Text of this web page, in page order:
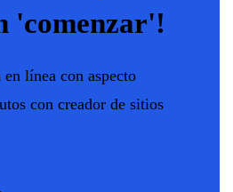
'comenzar'!
en línea con aspecto
con creador de sitios